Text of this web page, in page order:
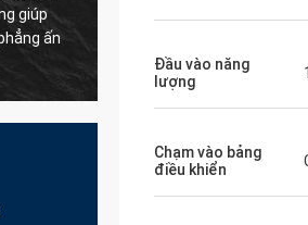
rất hân hạnh được làm việc cùng và là
đối tác chiến lược có giá trị.
Đầu vào năng
lượng
Chạm vào bảng
điều khiển